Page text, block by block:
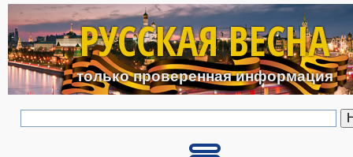
Перейти к основному
РУССКАЯ ВЕСНА
только проверенная информация